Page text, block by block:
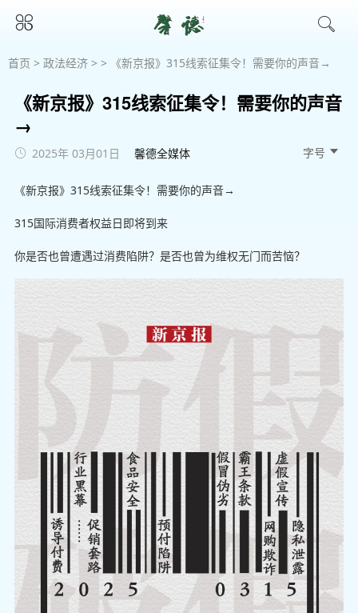
首页 > 政法经济 > > 《新京报》315线索征集令！需要你的声音→
《新京报》315线索征集令！需要你的声音
→
2025年 03月01日 馨德全媒体 字号
《新京报》315线索征集令！需要你的声音→
315国际消费者权益日即将到来
你是否也曾遭遇过消费陷阱？是否也曾为维权无门而苦恼？